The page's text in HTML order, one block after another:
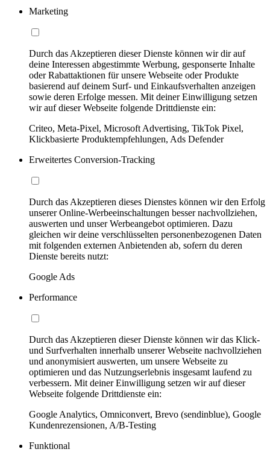
Marketing
Durch das Akzeptieren dieser Dienste können wir dir auf
deine Interessen abgestimmte Werbung, gesponserte Inhalte
oder Rabattaktionen für unsere Webseite oder Produkte
basierend auf deinem Surf- und Einkaufsverhalten anzeigen
sowie deren Erfolge messen. Mit deiner Einwilligung setzen
wir auf dieser Webseite folgende Drittdienste ein:
Criteo, Meta-Pixel, Microsoft Advertising, TikTok Pixel,
Klickbasierte Produktempfehlungen, Ads Defender
Erweitertes Conversion-Tracking
Durch das Akzeptieren dieses Dienstes können wir den Erfolg
unserer Online-Werbeeinschaltungen besser nachvollziehen,
auswerten und unser Werbeangebot optimieren. Dazu
gleichen wir deine verschlüsselten personenbezogenen Daten
mit folgenden externen Anbietenden ab, sofern du deren
Dienste bereits nutzt:
Google Ads
Performance
Durch das Akzeptieren dieser Dienste können wir das Klick-
und Surfverhalten innerhalb unserer Webseite nachvollziehen
und anonymisiert auswerten, um unsere Webseite zu
optimieren und das Nutzungserlebnis insgesamt laufend zu
verbessern. Mit deiner Einwilligung setzen wir auf dieser
Webseite folgende Drittdienste ein:
Google Analytics, Omniconvert, Brevo (sendinblue), Google
Kundenrezensionen, A/B-Testing
Funktional